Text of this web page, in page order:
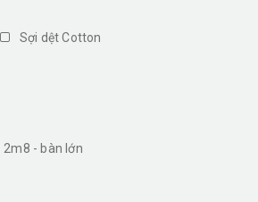
Sợi dệt Cotton
2m8 - bàn lớn